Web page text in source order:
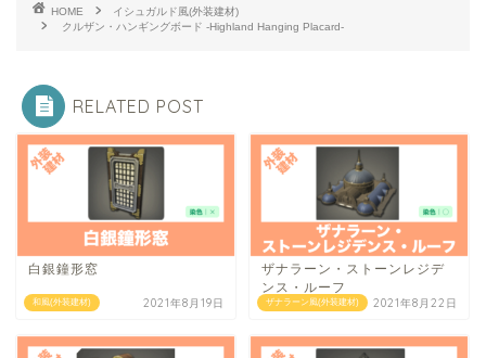
HOME
イシュガルド風(外装建材)
クルザン・ハンギングボード -Highland Hanging Placard-
RELATED POST
和風(外装建材)
白銀鐘形窓
2021年8月19日 ザナラーン風(外装建材)
ザナラーン・ストーンレジデ
ンス・ルーフ
2021年8月22日